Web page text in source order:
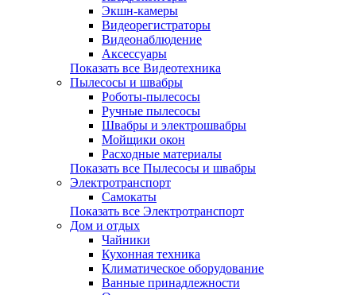
Экшн-камеры
Видеорегистраторы
Видеонаблюдение
Аксессуары
Показать все Видеотехника
Пылесосы и швабры
Роботы-пылесосы
Ручные пылесосы
Швабры и электрошвабры
Мойщики окон
Расходные материалы
Показать все Пылесосы и швабры
Электротранспорт
Самокаты
Показать все Электротранспорт
Дом и отдых
Чайники
Кухонная техника
Климатическое оборудование
Ванные принадлежности